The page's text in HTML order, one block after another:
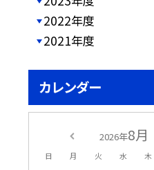
2022年度
2021年度
カレンダー
2026年8月
日 月 火 水 木